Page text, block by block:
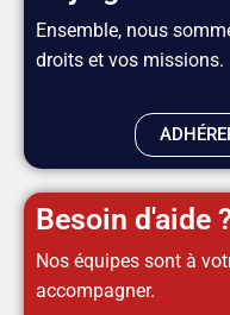
Ensemble, nous
droits et vos missions.
Besoin d'aide
Nos équipes sont à
accompagner.